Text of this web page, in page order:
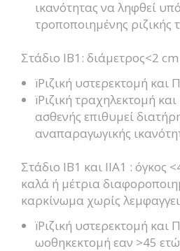
ικανότητας να ληφθεί
τροποποιημένης ριζικής
Στάδιο ΙΒ1: διάμετρος<2 cm
ïΡιζική υστερεκτομή και
ïΡιζική τραχηλεκτομή
ασθενής επιθυμεί
αναπαραγωγικής
Στάδιο ΙΒ1 και ΙΙΑ1 : όγκος
καλά ή μέτρια
καρκίνωμα χωρίς
ïΡιζική υστερεκτομή και
ωοθηκεκτομή εαν >45